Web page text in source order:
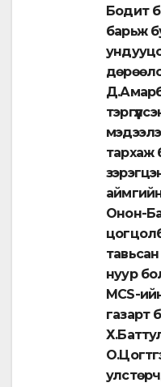
Бодит
барьж
тархаж
Онон-
нуур
MCS-
газарт